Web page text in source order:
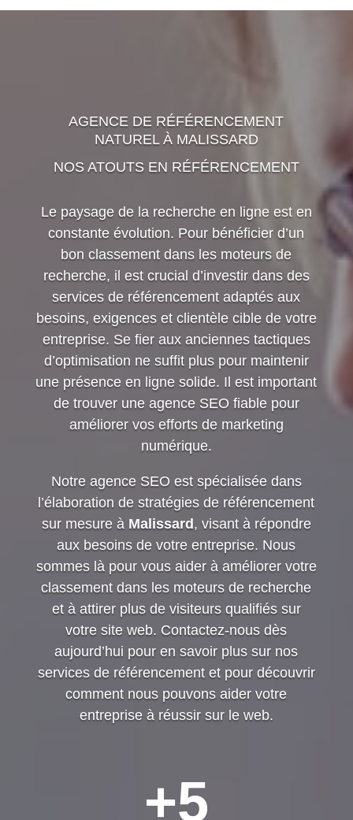
AGENCE DE RÉFÉRENCEMENT
NATUREL À MALISSARD
NOS ATOUTS EN RÉFÉRENCEMENT
Le paysage de la recherche en ligne est en
constante évolution. Pour bénéficier d’un
bon classement dans les moteurs de
recherche, il est crucial d’investir dans des
services de référencement adaptés aux
besoins, exigences et clientèle cible de votre
entreprise. Se fier aux anciennes tactiques
d’optimisation ne suffit plus pour maintenir
une présence en ligne solide. Il est important
de trouver une agence SEO fiable pour
améliorer vos efforts de marketing
numérique.
Notre agence SEO est spécialisée dans
l’élaboration de stratégies de référencement
sur mesure à Malissard , visant à répondre
aux besoins de votre entreprise. Nous
sommes là pour vous aider à améliorer votre
classement dans les moteurs de recherche
et à attirer plus de visiteurs qualifiés sur
votre site web. Contactez-nous dès
aujourd’hui pour en savoir plus sur nos
services de référencement et pour découvrir
comment nous pouvons aider votre
entreprise à réussir sur le web.
+5